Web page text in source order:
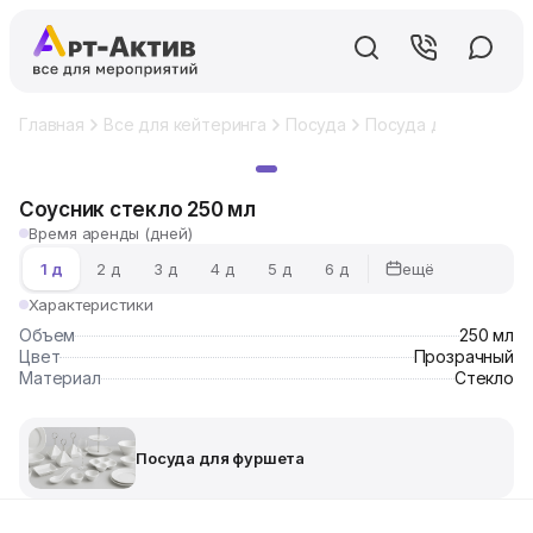
Главная Все для кейтеринга Посуда Посуда для
Соусник стекло 250 мл
Время аренды (дней)
1 д
2 д 3 д 4 д 5 д 6 д
ещё
Характеристики
Объем
250 мл
Цвет
Прозрачный
Материал
Стекло
Посуда для фуршета